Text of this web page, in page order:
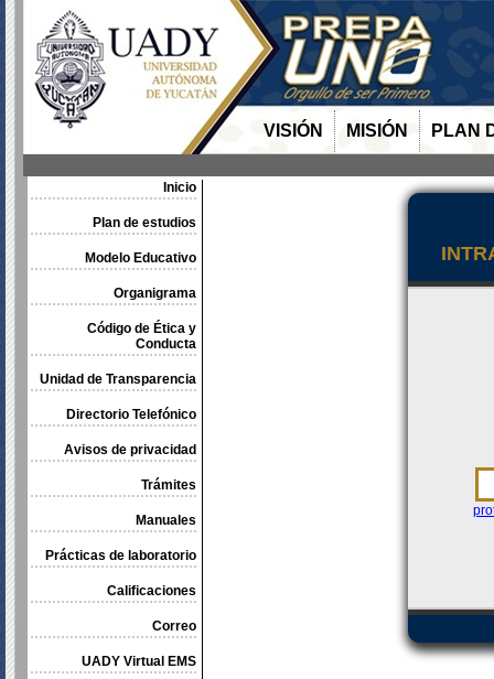
VISIÓN MISIÓN PLAN
Inicio
Plan de estudios
Modelo Educativo
Organigrama
Código de Ética y
Conducta
Unidad de Transparencia
Directorio Telefónico
Avisos de privacidad
Trámites
Manuales
Prácticas de laboratorio
Calificaciones
Correo
UADY Virtual EMS